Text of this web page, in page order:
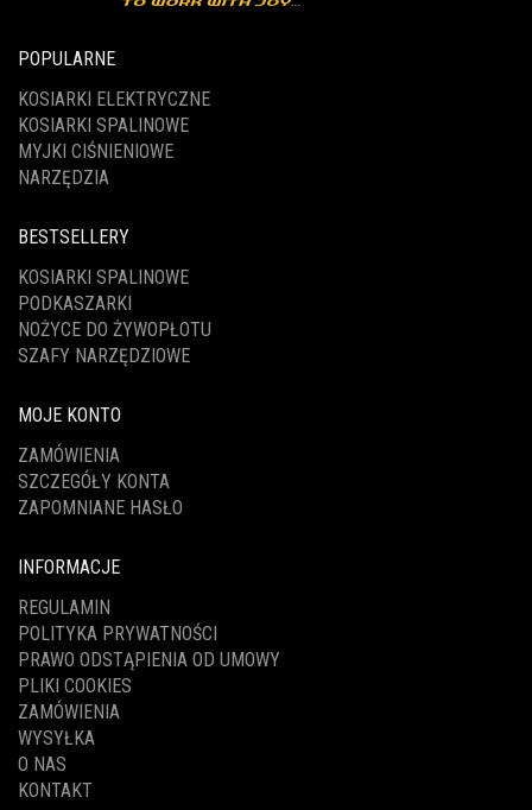
POPULARNE
KOSIARKI ELEKTRYCZNE
KOSIARKI SPALINOWE
MYJKI CIŚNIENIOWE
NARZĘDZIA
BESTSELLERY
KOSIARKI SPALINOWE
PODKASZARKI
NOŻYCE DO ŻYWOPŁOTU
SZAFY NARZĘDZIOWE
MOJE KONTO
ZAMÓWIENIA
SZCZEGÓŁY KONTA
ZAPOMNIANE HASŁO
INFORMACJE
REGULAMIN
POLITYKA PRYWATNOŚCI
PRAWO ODSTĄPIENIA OD UMOWY
PLIKI COOKIES
ZAMÓWIENIA
WYSYŁKA
O NAS
KONTAKT